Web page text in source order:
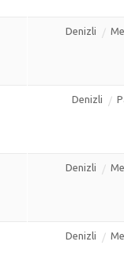
Denizli
Denizli
Denizli
Denizli